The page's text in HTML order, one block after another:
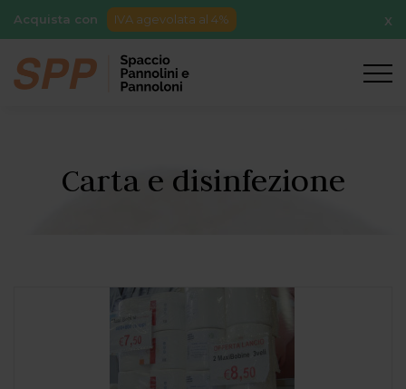
Acquista con IVA agevolata al 4% X
Carta e disinfezione